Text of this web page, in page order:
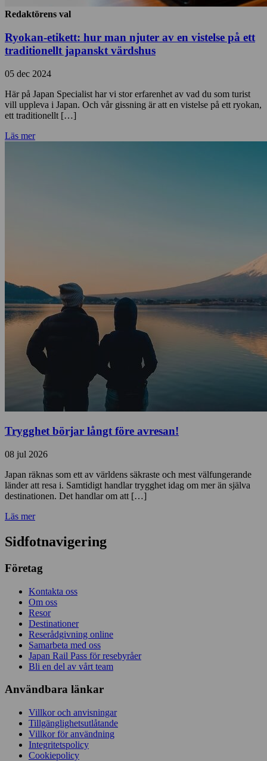
Redaktörens val
Ryokan-etikett: hur man njuter av en vistelse på ett
traditionellt japanskt värdshus
05 dec 2024
Här på Japan Specialist har vi stor erfarenhet av vad du som turist
vill uppleva i Japan. Och vår gissning är att en vistelse på ett ryokan,
ett traditionellt […]
Läs mer
Trygghet börjar långt före avresan!
08 jul 2026
Japan räknas som ett av världens säkraste och mest välfungerande
länder att resa i. Samtidigt handlar trygghet idag om mer än själva
destinationen. Det handlar om att […]
Läs mer
Sidfotnavigering
Företag
Kontakta oss
Om oss
Resor
Destinationer
Reserådgivning online
Samarbeta med oss
Japan Rail Pass för resebyråer
Bli en del av vårt team
Användbara länkar
Villkor och anvisningar
Tillgänglighetsutlåtande
Villkor för användning
Integritetspolicy
Cookiepolicy